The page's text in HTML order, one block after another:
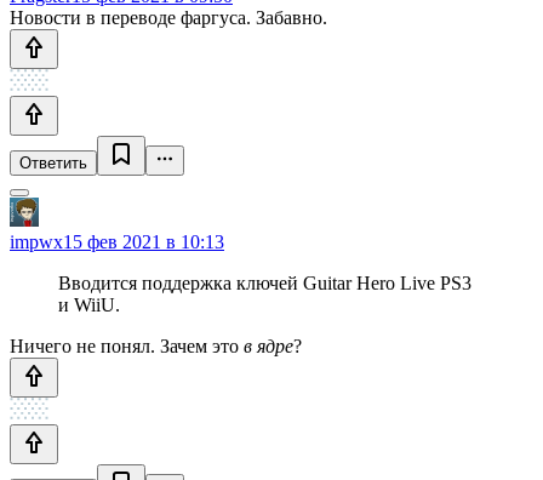
Новости в переводе фаргуса. Забавно.
Ответить
impwx15 фев 2021 в 10:13
Вводится поддержка ключей Guitar Hero Live PS3
и WiiU.
Ничего не понял. Зачем это в ядре?